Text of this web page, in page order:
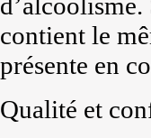
contient le
présente en
Qualité et